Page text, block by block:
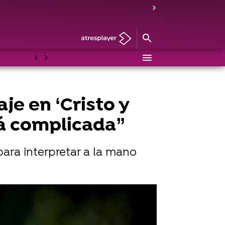
AnteriorSiguiente
en ‘Cristo y
complicada”
interpretar a la mano